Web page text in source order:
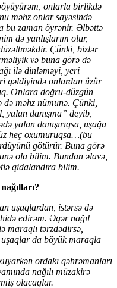
onlarla birlikdə
məhz onlar sayəsində
bu zaman öyrənir. Əlbəttə
də yanlışlarım olur,
Çünki, bizlər
və buna görə də
ilə dinləməyi, yeri
gəldiyində onlardan üzür
Onlara doğru-düzgün
də məhz nümunə. Çünki,
yalan danışma” deyib,
yalan danışırıqsa, uşağa
heç oxumuruqsa…(bu
götürür. Buna görə
ola bilim. Bundan əlavə,
qidalandıra bilim.
uşaqlardan, istərsə də
edirəm. Əgər nağıl
maraqlı tərzdədirsə,
da böyük maraqla
ordakı qəhrəmanları
nağılı müzakirə
olacaqlar.